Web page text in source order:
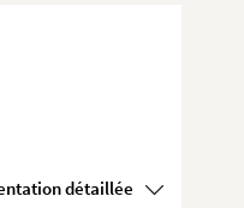
Voir la présentation détaillée